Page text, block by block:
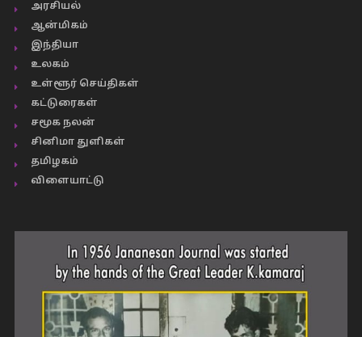
அரசியல்
ஆன்மிகம்
இந்தியா
உலகம்
உள்ளூர் செய்திகள்
கட்டுரைகள்
சமூக நலன்
சினிமா துளிகள்
தமிழகம்
விளையாட்டு